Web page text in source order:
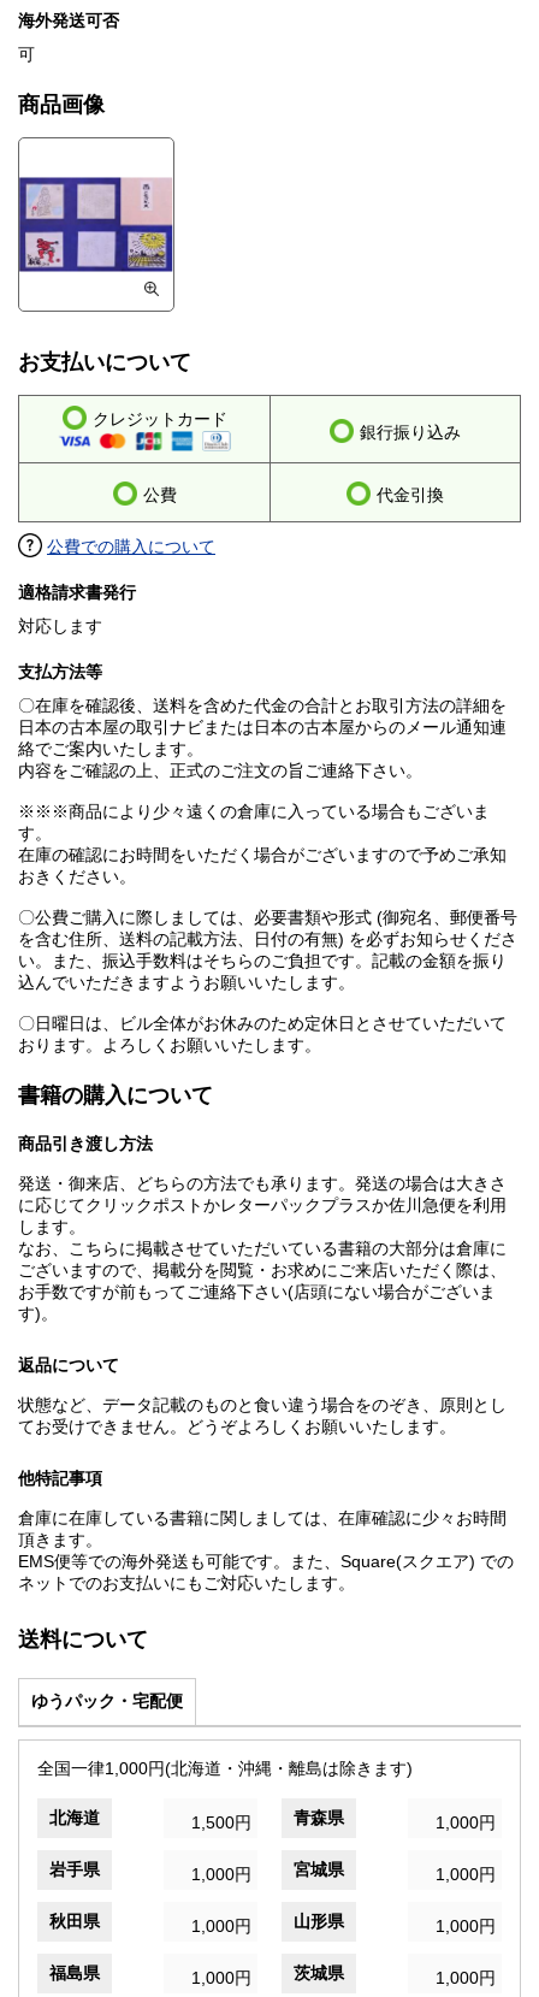
海外発送可否
可
商品画像
お支払いについて
クレジットカード
銀行振り込み
公費 代金引換
公費での購入について
適格請求書発行
対応します
支払方法等
〇在庫を確認後、送料を含めた代金の合計とお取引方法の詳細を
日本の古本屋の取引ナビまたは日本の古本屋からのメール通知連
絡でご案内いたします。
内容をご確認の上、正式のご注文の旨ご連絡下さい。
※※※商品により少々遠くの倉庫に入っている場合もございま
す。
在庫の確認にお時間をいただく場合がございますので予めご承知
おきください。
〇公費ご購入に際しましては、必要書類や形式 (御宛名、郵便番号
を含む住所、送料の記載方法、日付の有無) を必ずお知らせくださ
い。また、振込手数料はそちらのご負担です。記載の金額を振り
込んでいただきますようお願いいたします。
〇日曜日は、ビル全体がお休みのため定休日とさせていただいて
おります。よろしくお願いいたします。
書籍の購入について
商品引き渡し方法
発送・御来店、どちらの方法でも承ります。発送の場合は大きさ
に応じてクリックポストかレターパックプラスか佐川急便を利用
します。
なお、こちらに掲載させていただいている書籍の大部分は倉庫に
ございますので、掲載分を閲覧・お求めにご来店いただく際は、
お手数ですが前もってご連絡下さい(店頭にない場合がございま
す)。
返品について
状態など、データ記載のものと食い違う場合をのぞき、原則とし
てお受けできません。どうぞよろしくお願いいたします。
他特記事項
倉庫に在庫している書籍に関しましては、在庫確認に少々お時間
頂きます。
EMS便等での海外発送も可能です。また、Square(スクエア) での
ネットでのお支払いにもご対応いたします。
送料について
ゆうパック・宅配便
全国一律1,000円(北海道・沖縄・離島は除きます)
北海道 1,500円 青森県 1,000円
岩手県 1,000円 宮城県 1,000円
秋田県 1,000円 山形県 1,000円
福島県 1,000円 茨城県 1,000円